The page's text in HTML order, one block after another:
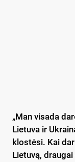
„Man visada
Lietuva ir
klostėsi. Kai
Lietuvą,